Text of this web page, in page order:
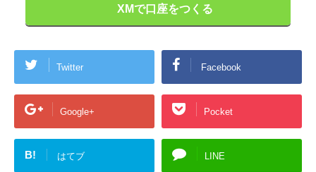
XMで口座をつくる
Twitter Facebook
Google+ Pocket
B! はてブ LINE